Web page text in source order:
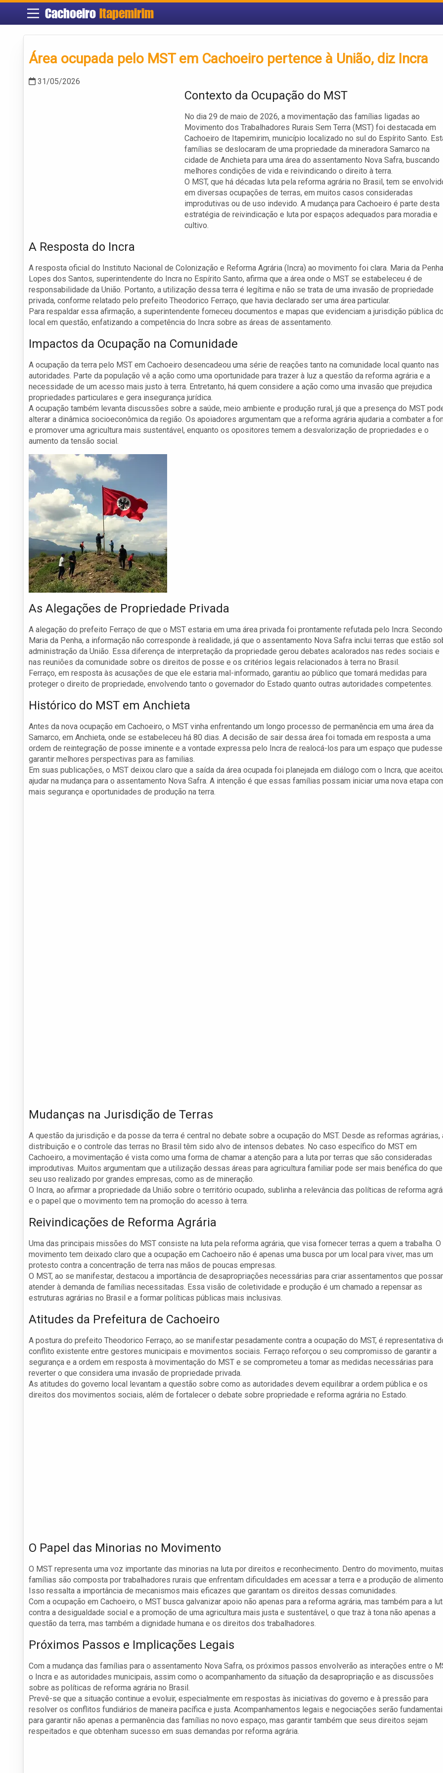
Cachoeiro Itapemirim
Área ocupada pelo MST em Cachoeiro pertence à União, diz Incra
31/05/2026
Contexto da Ocupação do MST
No dia 29 de maio de 2026, a movimentação das famílias ligadas ao
Movimento dos Trabalhadores Rurais Sem Terra (MST) foi destacada em
Cachoeiro de Itapemirim, município localizado no sul do Espírito Santo.
famílias se deslocaram de uma propriedade da mineradora Samarco na
cidade de Anchieta para uma área do assentamento Nova Safra, buscando
melhores condições de vida e reivindicando o direito à terra.
O MST, que há décadas luta pela reforma agrária no Brasil, tem se
em diversas ocupações de terras, em muitos casos consideradas
improdutivas ou de uso indevido. A mudança para Cachoeiro é parte desta
estratégia de reivindicação e luta por espaços adequados para moradia e
cultivo.
A Resposta do Incra
A resposta oficial do Instituto Nacional de Colonização e Reforma Agrária (Incra) ao movimento foi clara. Maria da Penha
Lopes dos Santos, superintendente do Incra no Espírito Santo, afirma que a área onde o MST se estabeleceu é de
responsabilidade da União. Portanto, a utilização dessa terra é legítima e não se trata de uma invasão de propriedade
privada, conforme relatado pelo prefeito Theodorico Ferraço, que havia declarado ser uma área particular.
Para respaldar essa afirmação, a superintendente forneceu documentos e mapas que evidenciam a jurisdição pública
local em questão, enfatizando a competência do Incra sobre as áreas de assentamento.
Impactos da Ocupação na Comunidade
A ocupação da terra pelo MST em Cachoeiro desencadeou uma série de reações tanto na comunidade local quanto nas
autoridades. Parte da população vê a ação como uma oportunidade para trazer à luz a questão da reforma agrária e a
necessidade de um acesso mais justo à terra. Entretanto, há quem considere a ação como uma invasão que prejudica
propriedades particulares e gera insegurança jurídica.
A ocupação também levanta discussões sobre a saúde, meio ambiente e produção rural, já que a presença do MST
alterar a dinâmica socioeconômica da região. Os apoiadores argumentam que a reforma agrária ajudaria a combater a
e promover uma agricultura mais sustentável, enquanto os opositores temem a desvalorização de propriedades e o
aumento da tensão social.
As Alegações de Propriedade Privada
A alegação do prefeito Ferraço de que o MST estaria em uma área privada foi prontamente refutada pelo Incra. Secondo
Maria da Penha, a informação não corresponde à realidade, já que o assentamento Nova Safra inclui terras que estão
administração da União. Essa diferença de interpretação da propriedade gerou debates acalorados nas redes sociais e
nas reuniões da comunidade sobre os direitos de posse e os critérios legais relacionados à terra no Brasil.
Ferraço, em resposta às acusações de que ele estaria mal-informado, garantiu ao público que tomará medidas para
proteger o direito de propriedade, envolvendo tanto o governador do Estado quanto outras autoridades competentes.
Histórico do MST em Anchieta
Antes da nova ocupação em Cachoeiro, o MST vinha enfrentando um longo processo de permanência em uma área da
Samarco, em Anchieta, onde se estabeleceu há 80 dias. A decisão de sair dessa área foi tomada em resposta a uma
ordem de reintegração de posse iminente e a vontade expressa pelo Incra de realocá-los para um espaço que pudesse
garantir melhores perspectivas para as familias.
Em suas publicações, o MST deixou claro que a saída da área ocupada foi planejada em diálogo com o Incra, que
ajudar na mudança para o assentamento Nova Safra. A intenção é que essas famílias possam iniciar uma nova etapa
mais segurança e oportunidades de produção na terra.
Mudanças na Jurisdição de Terras
A questão da jurisdição e da posse da terra é central no debate sobre a ocupação do MST. Desde as reformas agrárias,
distribuição e o controle das terras no Brasil têm sido alvo de intensos debates. No caso específico do MST em
Cachoeiro, a movimentação é vista como uma forma de chamar a atenção para a luta por terras que são consideradas
improdutivas. Muitos argumentam que a utilização dessas áreas para agricultura familiar pode ser mais benéfica do que
seu uso realizado por grandes empresas, como as de mineração.
O Incra, ao afirmar a propriedade da União sobre o território ocupado, sublinha a relevância das políticas de reforma
e o papel que o movimento tem na promoção do acesso à terra.
Reivindicações de Reforma Agrária
Uma das principais missões do MST consiste na luta pela reforma agrária, que visa fornecer terras a quem a trabalha. O
movimento tem deixado claro que a ocupação em Cachoeiro não é apenas uma busca por um local para viver, mas um
protesto contra a concentração de terra nas mãos de poucas empresas.
O MST, ao se manifestar, destacou a importância de desapropriações necessárias para criar assentamentos que
atender à demanda de famílias necessitadas. Essa visão de coletividade e produção é um chamado a repensar as
estruturas agrárias no Brasil e a formar políticas públicas mais inclusivas.
Atitudes da Prefeitura de Cachoeiro
A postura do prefeito Theodorico Ferraço, ao se manifestar pesadamente contra a ocupação do MST, é representativa
conflito existente entre gestores municipais e movimentos sociais. Ferraço reforçou o seu compromisso de garantir a
segurança e a ordem em resposta à movimentação do MST e se comprometeu a tomar as medidas necessárias para
reverter o que considera uma invasão de propriedade privada.
As atitudes do governo local levantam a questão sobre como as autoridades devem equilibrar a ordem pública e os
direitos dos movimentos sociais, além de fortalecer o debate sobre propriedade e reforma agrária no Estado.
O Papel das Minorias no Movimento
O MST representa uma voz importante das minorias na luta por direitos e reconhecimento. Dentro do movimento, muitas
famílias são composta por trabalhadores rurais que enfrentam dificuldades em acessar a terra e a produção de
Isso ressalta a importância de mecanismos mais eficazes que garantam os direitos dessas comunidades.
Com a ocupação em Cachoeiro, o MST busca galvanizar apoio não apenas para a reforma agrária, mas também para a
contra a desigualdade social e a promoção de uma agricultura mais justa e sustentável, o que traz à tona não apenas a
questão da terra, mas também a dignidade humana e os direitos dos trabalhadores.
Próximos Passos e Implicações Legais
Com a mudança das famílias para o assentamento Nova Safra, os próximos passos envolverão as interações entre o
o Incra e as autoridades municipais, assim como o acompanhamento da situação da desapropriação e as discussões
sobre as políticas de reforma agrária no Brasil.
Prevê-se que a situação continue a evoluir, especialmente em respostas às iniciativas do governo e à pressão para
resolver os conflitos fundiários de maneira pacífica e justa. Acompanhamentos legais e negociações serão
para garantir não apenas a permanência das famílias no novo espaço, mas garantir também que seus direitos sejam
respeitados e que obtenham sucesso em suas demandas por reforma agrária.